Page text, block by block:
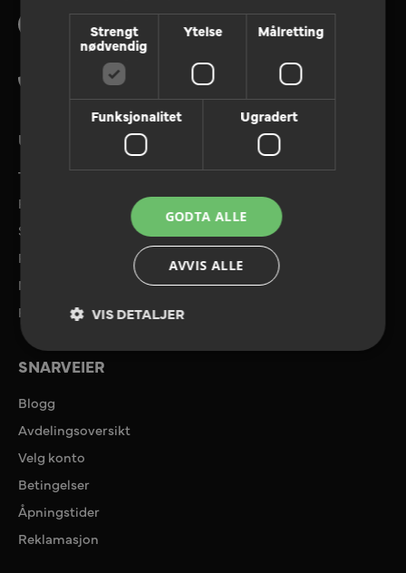
Tlf. 08180
UTVALGTE TJENESTER
Tilbudforespørsel
Referanser
Send filer
Priser og tilbud
Miljø
Ryggkalkulator
SNARVEIER
Blogg
Avdelingsoversikt
Velg konto
Betingelser
Åpningstider
Reklamasjon
Strengt
nødvendig
Ytelse Målretting
Funksjonalitet Ugradert
GODTA ALLE
AVVIS ALLE
VIS DETALJER